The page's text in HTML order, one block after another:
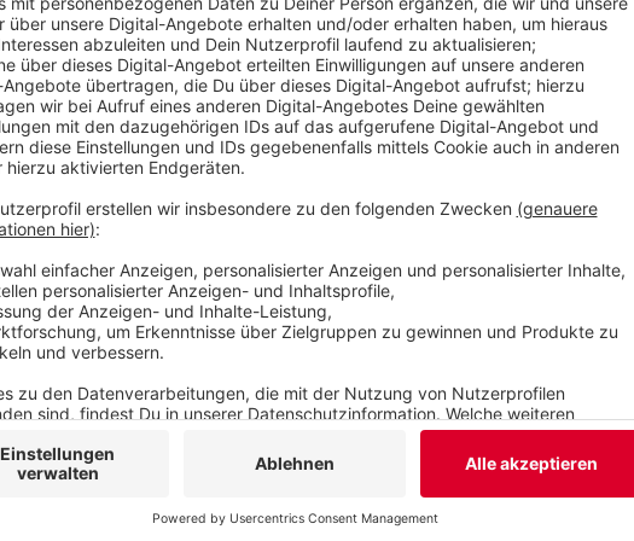
gegründet, um von außen an der Zukunft mitzuwirken.
Veröffentlicht: Montag, 12.04.2021 18:02
Anzeige